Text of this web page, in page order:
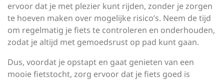
ervoor dat je met plezier kunt rijden, zonder je zorgen
te hoeven maken over mogelijke risico’s. Neem de tijd
om regelmatig je fiets te controleren en onderhouden,
zodat je altijd met gemoedsrust op pad kunt gaan.
Dus, voordat je opstapt en gaat genieten van een
mooie fietstocht, zorg ervoor dat je fiets goed is